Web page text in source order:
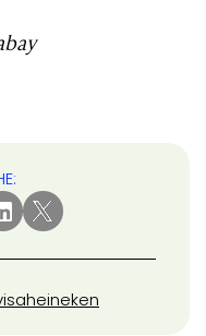
heineken